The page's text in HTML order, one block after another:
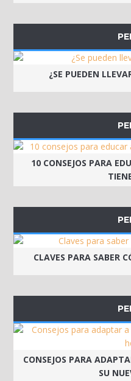
¿SE PUEDEN
10 CONSEJOS PARA
CLAVES PARA SABER
CONSEJOS PARA
SU